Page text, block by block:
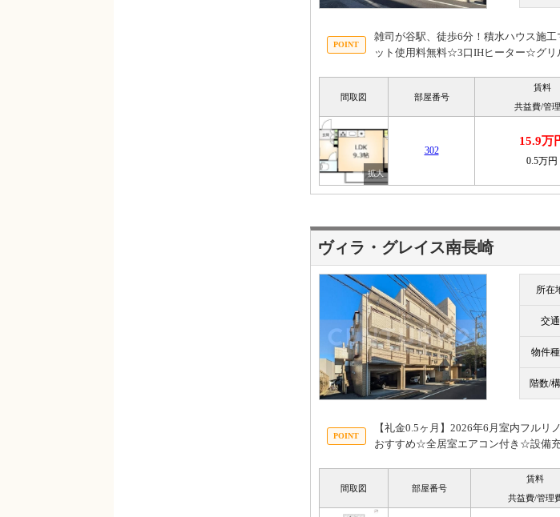
雑司が谷駅、徒歩6分！積水ハウス施
ット使用料無料☆3口IHヒーター☆グ
間取図 部屋番号
賃料
共益費/管
302
15.9万
0.5万円
ヴィラ・グレイス南長崎
所在
交通
物件種
階数/
【礼金0.5ヶ月】2026年6月室内フル
おすすめ☆全居室エアコン付き☆設備
間取図 部屋番号
賃料
共益費/管理